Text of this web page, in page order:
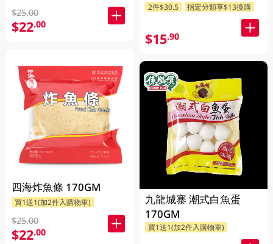
$25.00
$22.00
四海炸魚條 170GM
買1送1(加2件入購物車)
$25.00
$22.00
2件$30.5 指定分類享$13換購
$15.90
九龍城寨 潮式白魚蛋
170GM
買1送1(加2件入購物車)